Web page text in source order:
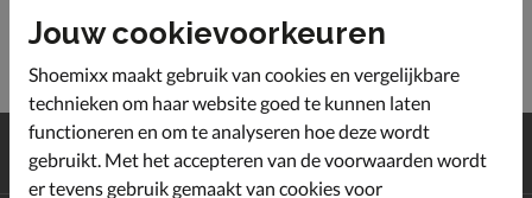
Gratisverzending en retour*
Achterafbetalen
Jouw cookievoorkeuren
Shoemixx maakt gebruik van cookies en vergelijkbare
technieken om haar website goed te kunnen laten
functioneren en om te analyseren hoe deze wordt
gebruikt. Met het accepteren van de voorwaarden wordt
er tevens gebruik gemaakt van cookies voor